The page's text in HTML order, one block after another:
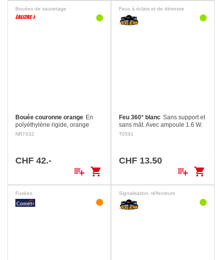
Bouées de sauvetage
Bouée couronne orange En
polyéthylène rigide, orange
Dimensions: Extérieur: Ø 57 cm
NR7432
CHF 42.-
playlist_add shopping_cart
Feux à éclats et de détresse
Feu 360° blanc Sans support et
sans mât. Avec ampoule 1.6 W.
Alimentation par 3 piles Mono
T0591
CHF 13.50
playlist_add shopping_cart
Fusées Signalisation, réflecteurs